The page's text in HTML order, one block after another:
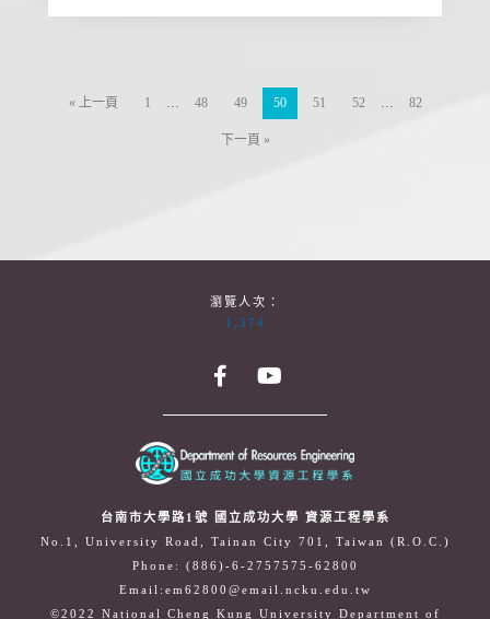
« 上一頁 1 ... 48 49 50 51 52 ... 82
下一頁 »
瀏覽人次：
1,374
台南市大學路1號 國立成功大學 資源工程學系
No.1, University Road, Tainan City 701, Taiwan (R.O.C.)
Phone: (886)-6-2757575-62800
Email:em62800@email.ncku.edu.tw
©2022 National Cheng Kung University Department of